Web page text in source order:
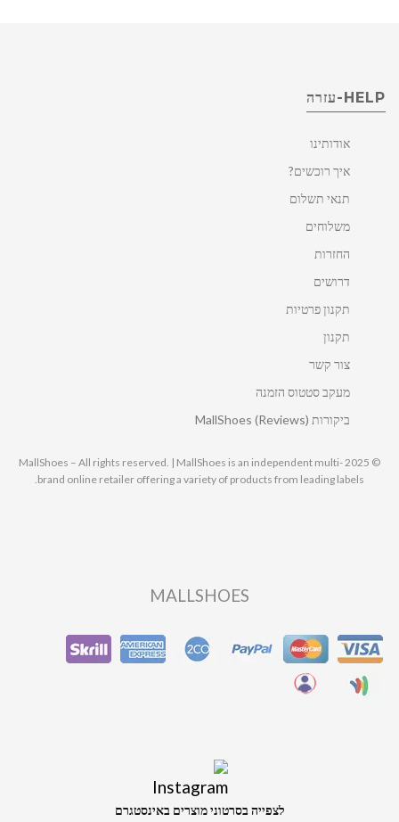
HELP-עזרה
אודותינו
איך רוכשים?
תנאי תשלום
משלוחים
החזרות
דרושים
תקנון פרטיות
תקנון
צור קשר
מעקב סטטוס הזמנה
ביקורות MallShoes (Reviews)
© 2025 MallShoes – All rights reserved. | MallShoes is an independent multi-
brand online retailer offering a variety of products from leading labels.
MALLSHOES
לצפייה בסרטוני מוצרים באינסטגרם